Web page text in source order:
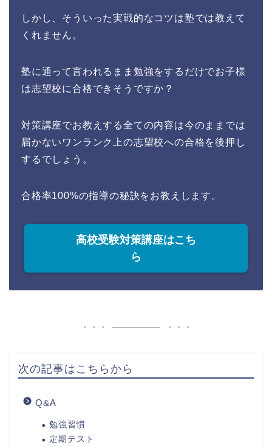
しかし、そういった実戦的なコツは塾では教えて
くれません。
塾に通って言われるまま勉強をするだけでお子様
は志望校に合格できそうですか？
対策講座でお教えする全ての内容は今のままでは
届かないワンランク上の志望校への合格を後押し
するでしょう。
合格率100%の指導の秘訣をお教えします。
高校受験対策講座はこち
ら
次の記事はこちらから
Q&A
勉強習慣
定期テスト